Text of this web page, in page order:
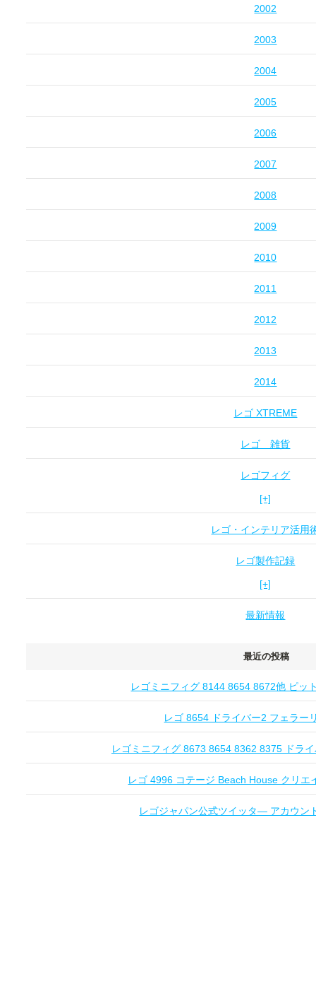
2002
2003
2004
2005
2006
2007
2008
2009
2010
2011
2012
2013
2014
レゴ XTREME
レゴ 雑貨
レゴフィグ
[+]
レゴ・インテリア活用
レゴ製作記録
[+]
最新情報
最近の投稿
レゴミニフィグ 8144 8654 8672他 ピッ
レゴ 8654 ドライバー2 フェラー
レゴミニフィグ 8673 8654 8362 8375 ドラ
レゴ 4996 コテージ Beach House クリエ
レゴジャパン公式ツイッタ― アカウン